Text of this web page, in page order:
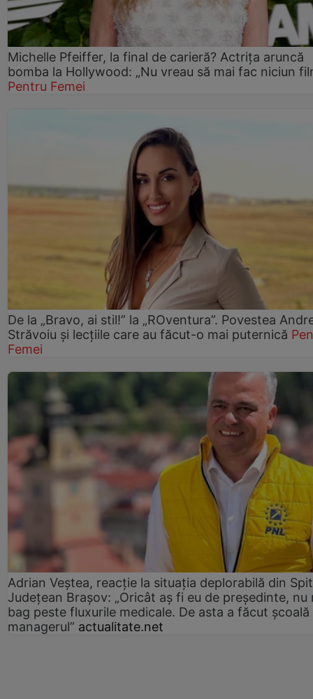
Michelle Pfeiffer, la final de carieră? Actrița aruncă
bomba la Hollywood: „Nu vreau să mai fac niciun
Pentru Femei
De la „Bravo, ai stil!” la „ROventura”. Povestea
Străvoiu și lecțiile care au făcut-o mai puternică
Femei
Adrian Veștea, reacție la situația deplorabilă din
Județean Brașov: „Oricât aș fi eu de președinte, nu
bag peste fluxurile medicale. De asta a făcut școală
managerul” actualitate.net